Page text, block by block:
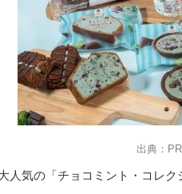
出典：
人気の「チョコミント・コレ